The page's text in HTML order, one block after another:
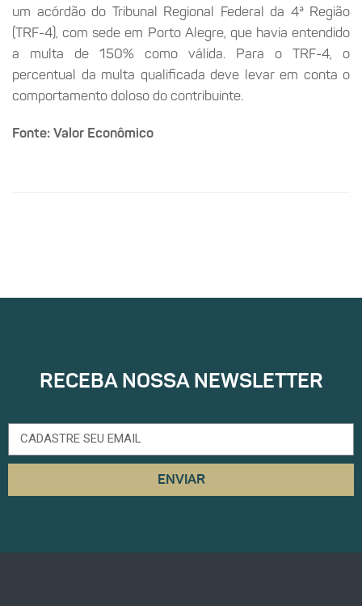
um acórdão do Tribunal Regional Federal da 4ª Região
(TRF-4), com sede em Porto Alegre, que havia entendido
a multa de 150% como válida. Para o TRF-4, o
percentual da multa qualificada deve levar em conta o
comportamento doloso do contribuinte.
Fonte: Valor Econômico
RECEBA NOSSA NEWSLETTER
ENVIAR